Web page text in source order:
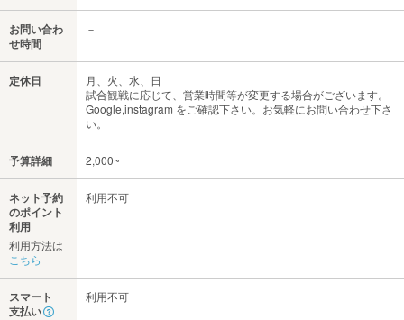
お問い合わ
せ時間
－
定休日
月、火、水、日
試合観戦に応じて、営業時間等が変更する場合がございます。
Google,instagram をご確認下さい。お気軽にお問い合わせ下さ
い。
予算詳細 2,000~
ネット予約
のポイント
利用
利用方法は
こちら
利用不可
スマート
支払い
利用不可